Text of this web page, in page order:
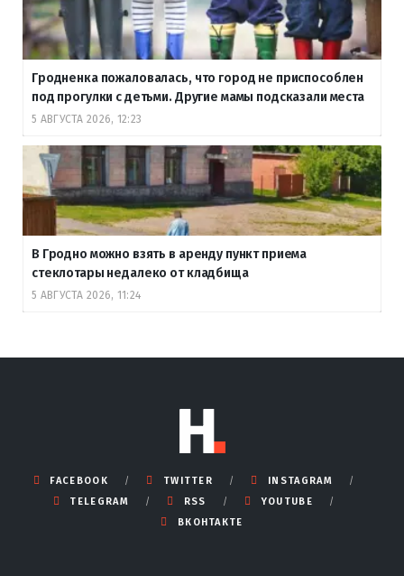
Гродненка пожаловалась, что город не приспособлен
под прогулки с детьми. Другие мамы подсказали места
5 АВГУСТА 2026, 12:23
В Гродно можно взять в аренду пункт приема
стеклотары недалеко от кладбища
5 АВГУСТА 2026, 11:24
FACEBOOK TWITTER
INSTAGRAM
TELEGRAM
RSS
YOUTUBE
ВКОНТАКТЕ